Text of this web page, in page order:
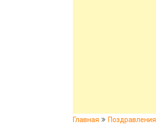
Главная Поздравления